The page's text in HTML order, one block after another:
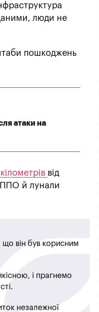
люди не
пошкоджень
атаки на
від
ППО й лунали
він був корисним
і прагнемо
незалежної